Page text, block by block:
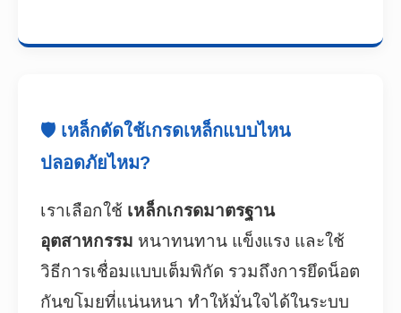
🛡️ เหล็กดัดใช้เกรดเหล็กแบบไหน
ปลอดภัยไหม?
เราเลือกใช้ เหล็กเกรดมาตรฐาน
อุตสาหกรรม หนาทนทาน แข็งแรง และใช้
วิธีการเชื่อมแบบเต็มพิกัด รวมถึงการยึดน็อต
กันขโมยที่แน่นหนา ทำให้มั่นใจได้ในระบบ